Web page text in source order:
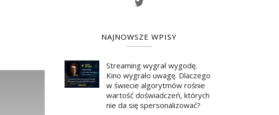
NAJNOWSZE WPISY
Streaming wygrał wygodę.
Kino wygrało uwagę. Dlaczego
w świecie algorytmów rośnie
wartość doświadczeń, których
nie da się spersonalizować?